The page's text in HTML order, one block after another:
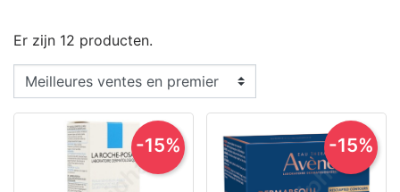
Er zijn 12 producten.
-15% -15%